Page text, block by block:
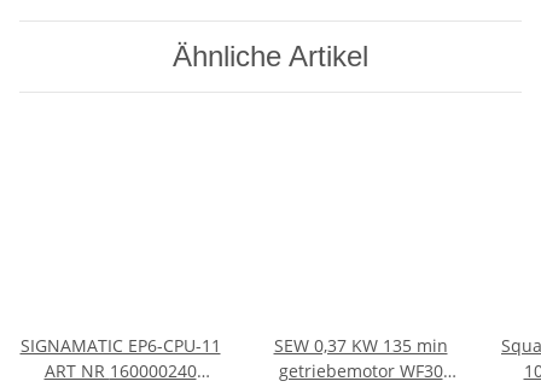
Ähnliche Artikel
SIGNAMATIC EP6-CPU-11
ART NR 160000240
SEW 0,37 KW 135 min
getriebemotor WF30
Square D